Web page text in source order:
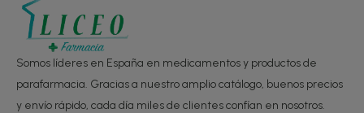
Somos líderes en España en medicamentos y productos de
parafarmacia. Gracias a nuestro amplio catálogo, buenos precios
y envío rápido, cada día miles de clientes confían en nosotros.